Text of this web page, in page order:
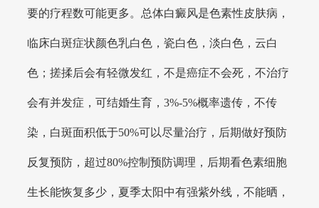
要的疗程数可能更多。总体白癜风是色素性皮肤病，
临床白斑症状颜色乳白色，瓷白色，淡白色，云白
色；搓揉后会有轻微发红，不是癌症不会死，不治疗
会有并发症，可结婚生育，3%-5%概率遗传，不传
染，白斑面积低于50%可以尽量治疗，后期做好预防
反复预防，超过80%控制预防调理，后期看色素细胞
生长能恢复多少，夏季太阳中有强紫外线，不能晒，